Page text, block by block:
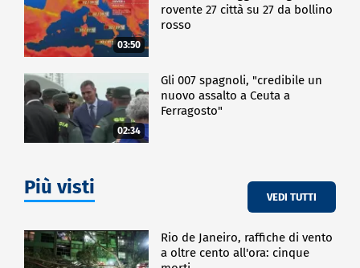
03:50
rovente 27 città su 27 da bollino
rosso
02:34
Gli 007 spagnoli, "credibile un
nuovo assalto a Ceuta a
Ferragosto"
Più visti VEDI TUTTI
Rio de Janeiro, raffiche di vento
a oltre cento all'ora: cinque